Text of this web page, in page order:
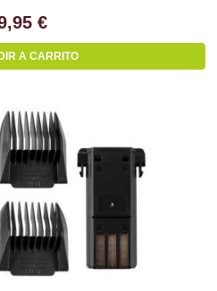
€
A CARRITO